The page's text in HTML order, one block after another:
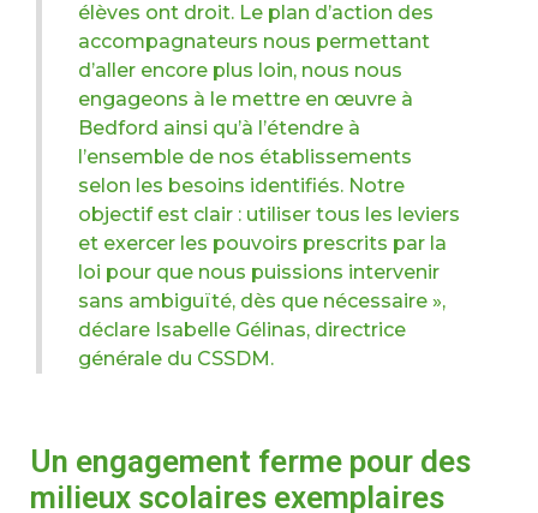
élèves ont droit. Le plan d’action des
accompagnateurs nous permettant
d’aller encore plus loin, nous nous
engageons à le mettre en œuvre à
Bedford ainsi qu’à l’étendre à
l’ensemble de nos établissements
selon les besoins identifiés. Notre
objectif est clair : utiliser tous les leviers
et exercer les pouvoirs prescrits par la
loi pour que nous puissions intervenir
sans ambiguïté, dès que nécessaire »,
déclare Isabelle Gélinas, directrice
générale du CSSDM.
Un engagement ferme pour des
milieux scolaires exemplaires